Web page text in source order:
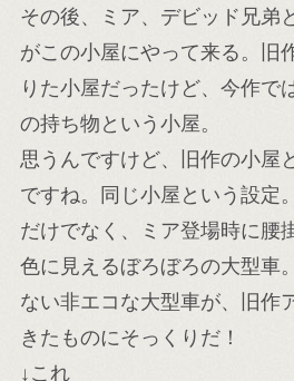
その後、ミア、デビッド兄弟
がこの小屋にやって来る。旧
りた小屋だったけど、今作で
の持ち物という小屋。
思うんですけど、旧作の小屋
ですね。同じ小屋という設定
だけでなく、ミア登場時に腰
色に見えるぼろぼろの大型車
ない非エコな大型車が、旧作
きたものにそっくりだ！
↓これ